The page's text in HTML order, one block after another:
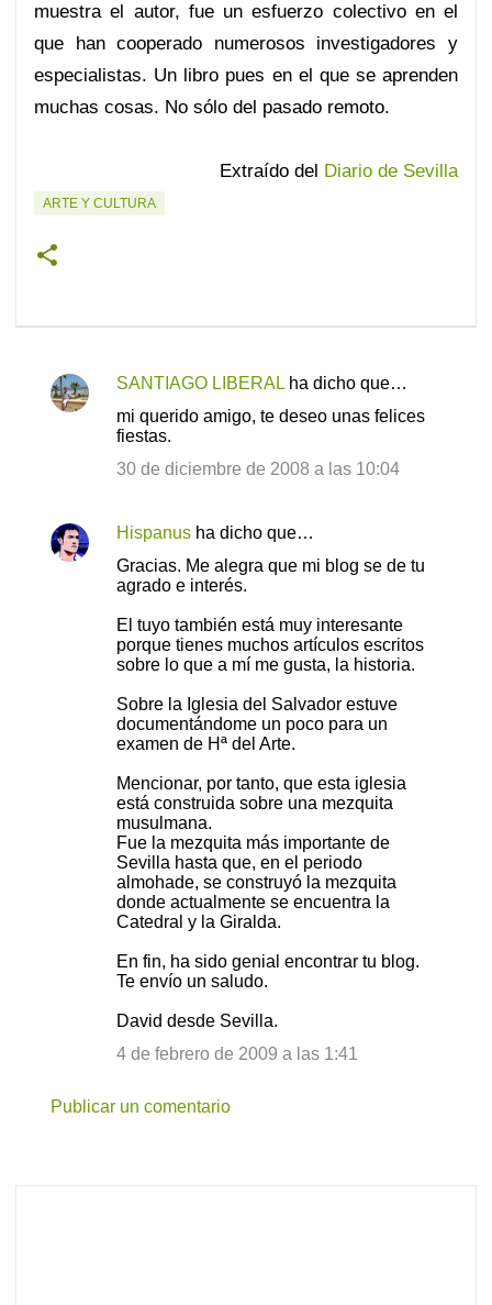
muestra el autor, fue un esfuerzo colectivo en el
que han cooperado numerosos investigadores y
especialistas. Un libro pues en el que se aprenden
muchas cosas. No sólo del pasado remoto.
.
Extraído del Diario de Sevilla
ARTE Y CULTURA
C
n
t
SANTIAGO LIBERAL ha dicho que…
mi querido amigo, te deseo unas felices
fiestas.
30 de diciembre de 2008 a las 10:04
Hispanus ha dicho que…
Gracias. Me alegra que mi blog se de tu
agrado e interés.
El tuyo también está muy interesante
porque tienes muchos artículos escritos
sobre lo que a mí me gusta, la historia.
Sobre la Iglesia del Salvador estuve
documentándome un poco para un
examen de Hª del Arte.
Mencionar, por tanto, que esta iglesia
está construida sobre una mezquita
musulmana.
Fue la mezquita más importante de
Sevilla hasta que, en el periodo
almohade, se construyó la mezquita
donde actualmente se encuentra la
Catedral y la Giralda.
En fin, ha sido genial encontrar tu blog.
Te envío un saludo.
David desde Sevilla.
4 de febrero de 2009 a las 1:41
Publicar un comentario